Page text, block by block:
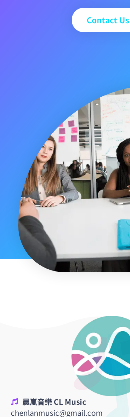
Contact Us
晨嵐音樂 CL Music
chenlanmusic@gmail.com